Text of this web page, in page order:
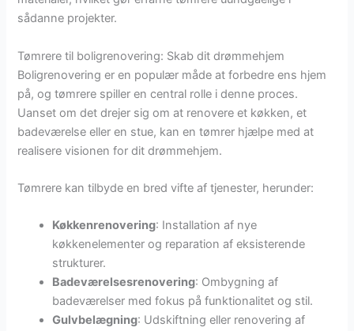
sådanne projekter.
Tømrere til boligrenovering: Skab dit drømmehjem
Boligrenovering er en populær måde at forbedre ens hjem
på, og tømrere spiller en central rolle i denne proces.
Uanset om det drejer sig om at renovere et køkken, et
badeværelse eller en stue, kan en tømrer hjælpe med at
realisere visionen for dit drømmehjem.
Tømrere kan tilbyde en bred vifte af tjenester, herunder:
Køkkenrenovering: Installation af nye
køkkenelementer og reparation af eksisterende
strukturer.
Badeværelsesrenovering: Ombygning af
badeværelser med fokus på funktionalitet og stil.
Gulvbelægning: Udskiftning eller renovering af